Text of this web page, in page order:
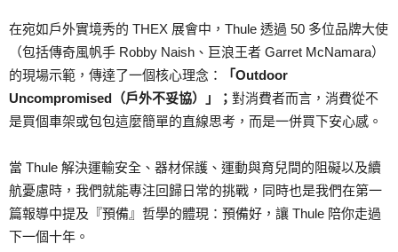
在宛如戶外實境秀的 THEX 展會中，Thule 透過 50 多位品牌大使
（包括傳奇風帆手 Robby Naish、巨浪王者 Garret McNamara）
的現場示範，傳達了一個核心理念：
「Outdoor
Uncompromised（戶外不妥協）」； 對消費者而言，消費從不
是買個車架或包包這麼簡單的直線思考，而是一併買下安心感。
當 Thule 解決運輸安全、器材保護、運動與育兒間的阻礙以及續
航憂慮時，我們就能專注回歸日常的挑戰，同時也是我們在第一
篇報導中提及『預備』哲學的體現：預備好，讓 Thule 陪你走過
下一個十年。